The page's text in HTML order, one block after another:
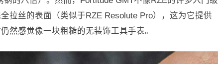
拉丝的表面（类似于RZE Resolute Pro），这为它提供
然感觉像一块粗糙的无装饰工具手表。